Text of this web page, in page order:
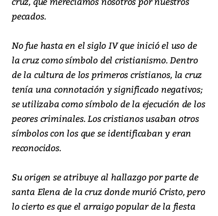
pecados.
No fue hasta en el siglo IV que inició el uso de
la cruz como símbolo del cristianismo. Dentro
de la cultura de los primeros cristianos, la cruz
tenía una connotación y significado negativos;
se utilizaba como símbolo de la ejecución de los
peores criminales. Los cristianos usaban otros
símbolos con los que se identificaban y eran
reconocidos.
Su origen se atribuye al hallazgo por parte de
santa Elena de la cruz donde murió Cristo, pero
lo cierto es que el arraigo popular de la fiesta